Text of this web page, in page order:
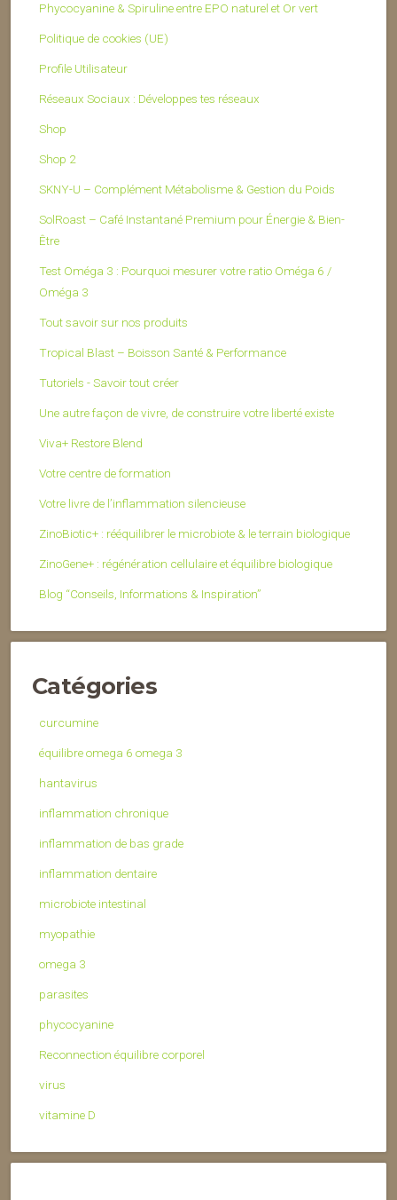
Phycocyanine & Spiruline entre EPO naturel et Or vert
Politique de cookies (UE)
Profile Utilisateur
Réseaux Sociaux : Développes tes réseaux
Shop
Shop 2
SKNY-U – Complément Métabolisme & Gestion du Poids
SolRoast – Café Instantané Premium pour Énergie & Bien-
Être
Test Oméga 3 : Pourquoi mesurer votre ratio Oméga 6 /
Oméga 3
Tout savoir sur nos produits
Tropical Blast – Boisson Santé & Performance
Tutoriels - Savoir tout créer
Une autre façon de vivre, de construire votre liberté existe
Viva+ Restore Blend
Votre centre de formation
Votre livre de l’inflammation silencieuse
ZinoBiotic+ : rééquilibrer le microbiote & le terrain biologique
ZinoGene+ : régénération cellulaire et équilibre biologique
Blog “Conseils, Informations & Inspiration”
Catégories
curcumine
équilibre omega 6 omega 3
hantavirus
inflammation chronique
inflammation de bas grade
inflammation dentaire
microbiote intestinal
myopathie
omega 3
parasites
phycocyanine
Reconnection équilibre corporel
virus
vitamine D